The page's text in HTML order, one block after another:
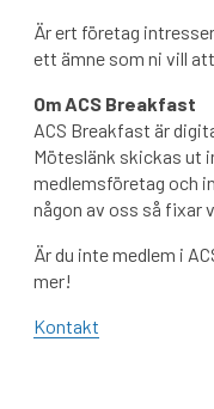
Är ert företag
ett ämne som ni vill
Om ACS Breakfast
ACS Breakfast är
Möteslänk skickas ut
medlemsföretag och
någon av oss så fixar
Är du inte medlem i
mer!
Kontakt